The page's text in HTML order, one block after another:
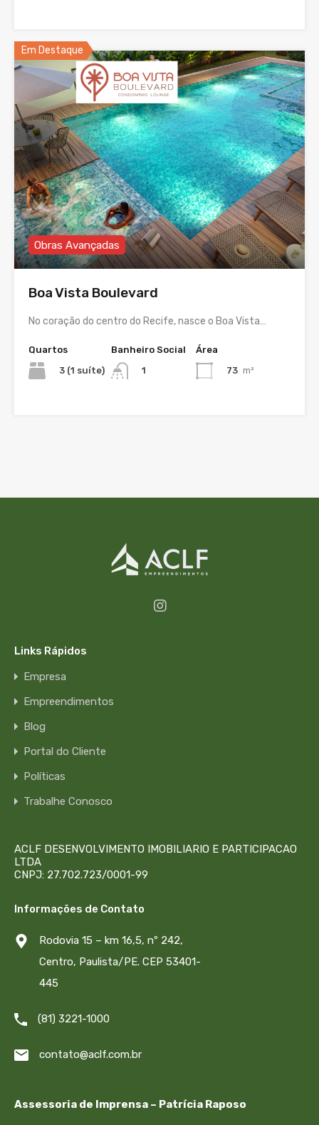
Em Destaque
Obras Avançadas
Boa Vista Boulevard
No coração do centro do Recife, nasce o Boa Vista…
Quartos
3 (1 suíte)
Banheiro Social
1
Área
73 m²
Links Rápidos
Empresa
Empreendimentos
Blog
Portal do Cliente
Políticas
Trabalhe Conosco
ACLF DESENVOLVIMENTO IMOBILIARIO E PARTICIPACAO
LTDA
CNPJ: 27.702.723/0001-99
Informações de Contato
Rodovia 15 – km 16,5, nº 242,
Centro, Paulista/PE. CEP 53401-
445
(81) 3221-1000
contato@aclf.com.br
Assessoria de Imprensa – Patrícia Raposo